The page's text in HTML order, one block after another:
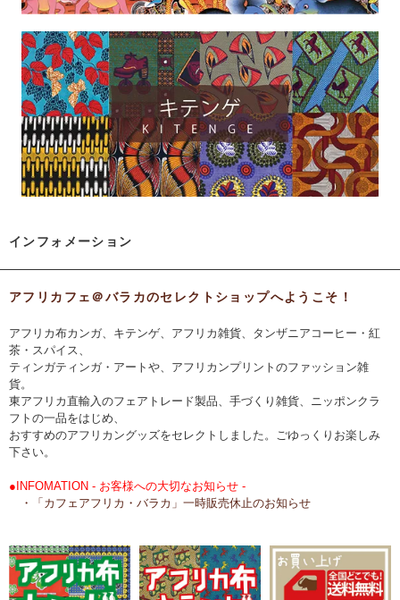
インフォメーション
アフリカフェ＠バラカのセレクトショップへようこそ！
アフリカ布カンガ、キテンゲ、アフリカ雑貨、タンザニアコーヒー・紅
茶・スパイス、
ティンガティンガ・アートや、アフリカンプリントのファッション雑
貨。
東アフリカ直輸入のフェアトレード製品、手づくり雑貨、ニッポンクラ
フトの一品をはじめ、
おすすめのアフリカングッズをセレクトしました。ごゆっくりお楽しみ
下さい。
●INFOMATION - お客様への大切なお知らせ -
・「カフェアフリカ・バラカ」一時販売休止のお知らせ